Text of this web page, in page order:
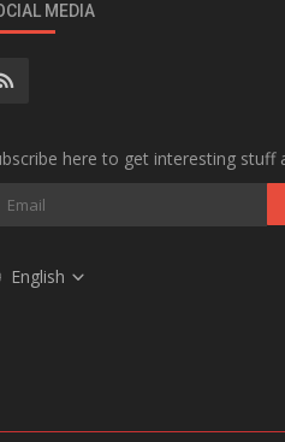
MEDIA
here to get interesting stuff
English